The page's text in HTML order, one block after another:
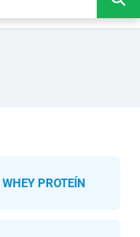
WHEY PROTEÍN